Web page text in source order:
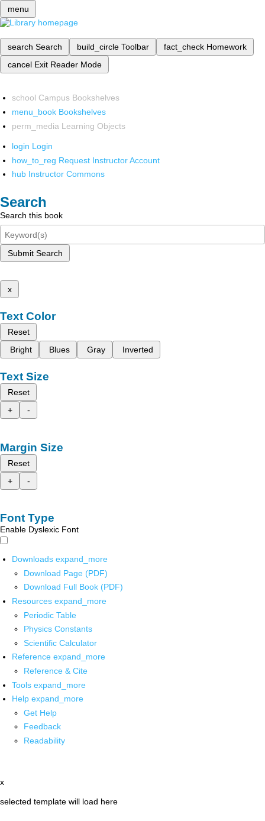
menu
search Search build_circle Toolbar fact_check Homework
cancel Exit Reader Mode
school Campus Bookshelves
menu_book Bookshelves
perm_media Learning Objects
login Login
how_to_reg Request Instructor Account
hub Instructor Commons
Search
Search this book
Submit Search
x
Text Color
Reset
Bright
Blues Gray Inverted
Text Size
Reset
+
-
Margin Size
Reset
+
-
Font Type
Enable Dyslexic Font
Downloads expand_more
Download Page (PDF)
Download Full Book (PDF)
Resources expand_more
Periodic Table
Physics Constants
Scientific Calculator
Reference expand_more
Reference & Cite
Tools expand_more
Help expand_more
Get Help
Feedback
Readability
x
selected template will load here